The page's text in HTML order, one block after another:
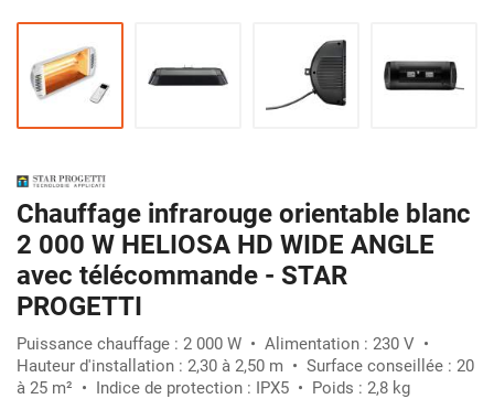
Chauffage infrarouge orientable blanc
2 000 W HELIOSA HD WIDE ANGLE
avec télécommande - STAR
PROGETTI
Puissance chauffage : 2 000 W • Alimentation : 230 V •
Hauteur d'installation : 2,30 à 2,50 m • Surface conseillée : 20
à 25 m² • Indice de protection : IPX5 • Poids : 2,8 kg